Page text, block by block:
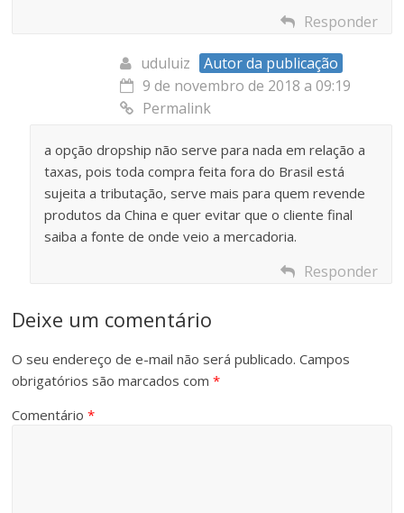
Responder
uduluiz
Autor da publicação
9 de novembro de 2018 a 09:19
Permalink
a opção dropship não serve para nada em relação a
taxas, pois toda compra feita fora do Brasil está
sujeita a tributação, serve mais para quem revende
produtos da China e quer evitar que o cliente final
saiba a fonte de onde veio a mercadoria.
Responder
Deixe um comentário
O seu endereço de e-mail não será publicado. Campos
obrigatórios são marcados com*
Comentário*